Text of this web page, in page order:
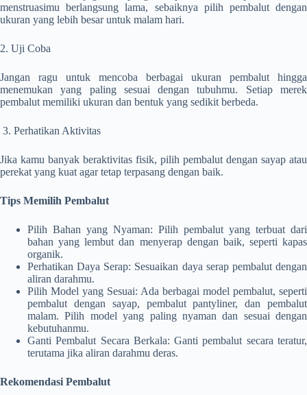
menstruasimu berlangsung lama, sebaiknya pilih pembalut dengan
ukuran yang lebih besar untuk malam hari.
2. Uji Coba
Jangan ragu untuk mencoba berbagai ukuran pembalut hingga
menemukan yang paling sesuai dengan tubuhmu. Setiap merek
pembalut memiliki ukuran dan bentuk yang sedikit berbeda.
3. Perhatikan Aktivitas
Jika kamu banyak beraktivitas fisik, pilih pembalut dengan sayap atau
perekat yang kuat agar tetap terpasang dengan baik.
Tips Memilih Pembalut
Pilih Bahan yang Nyaman: Pilih pembalut yang terbuat dari
bahan yang lembut dan menyerap dengan baik, seperti kapas
organik.
Perhatikan Daya Serap: Sesuaikan daya serap pembalut dengan
aliran darahmu.
Pilih Model yang Sesuai: Ada berbagai model pembalut, seperti
pembalut dengan sayap, pembalut pantyliner, dan pembalut
malam. Pilih model yang paling nyaman dan sesuai dengan
kebutuhanmu.
Ganti Pembalut Secara Berkala: Ganti pembalut secara teratur,
terutama jika aliran darahmu deras.
Rekomendasi Pembalut